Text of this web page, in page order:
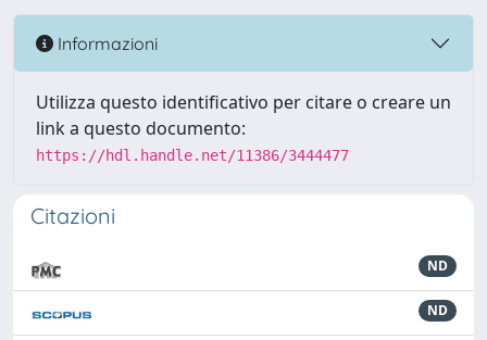
Informazioni
Utilizza questo identificativo per citare o creare un
link a questo documento:
https://hdl.handle.net/11386/3444477
Citazioni
ND
ND